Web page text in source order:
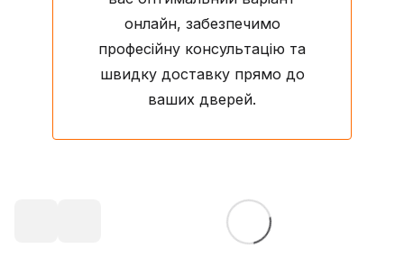
онлайн, забезпечимо
професійну консультацію та
швидку доставку прямо до
ваших дверей.